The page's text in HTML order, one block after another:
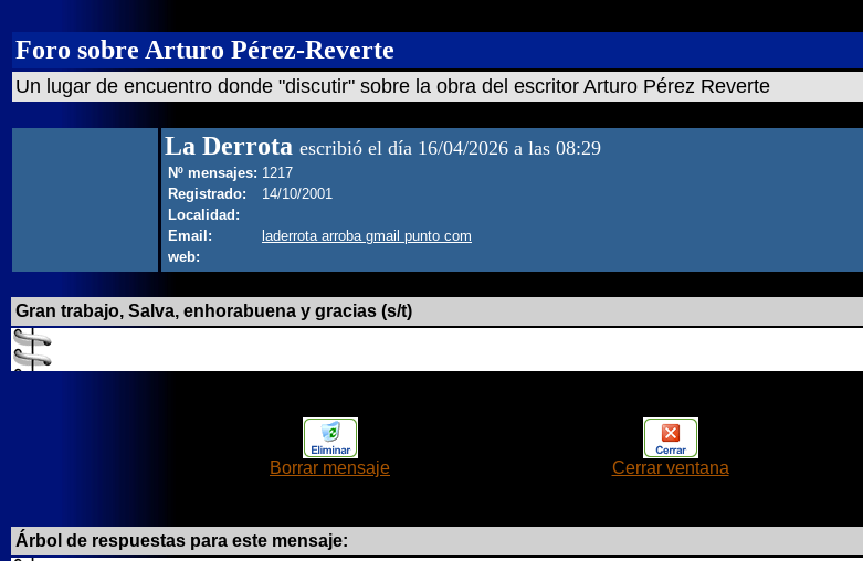
Foro sobre Arturo Pérez-Reverte
Un lugar de encuentro donde "discutir" sobre la obra del escritor Arturo Pérez Reverte
La Derrota escribió el día 16/04/2026 a las 08:29
Nº mensajes: 1217
Registrado:
14/10/2001
Localidad:
Email:
laderrota arroba gmail punto com
web:
Gran trabajo, Salva, enhorabuena y gracias (s/t)
Borrar mensaje Cerrar ventana
Árbol de respuestas para este mensaje: